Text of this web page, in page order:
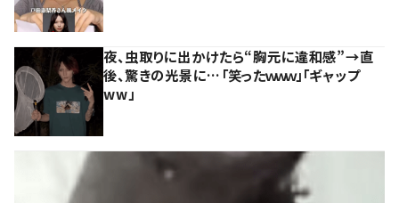
夜、虫取りに出かけたら“胸元に違和感”→直
後、驚きの光景に…「笑ったｗｗｗ」「ギャップ
ww」